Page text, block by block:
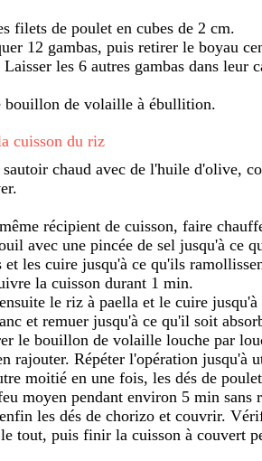
filets de poulet en cubes de 2 cm.
12 gambas, puis retirer le boyau
Laisser les 6 autres gambas dans leur
bouillon de volaille à ébullition.
cuisson du riz
chaud avec de l'huile d'olive,
récipient de cuisson, faire
avec une pincée de sel jusqu'à ce
et les cuire jusqu'à ce qu'ils
la cuisson durant 1 min.
le riz à paella et le cuire
et remuer jusqu'à ce qu'il soit
le bouillon de volaille louche par
rajouter. Répéter l'opération
moitié en une fois, les dés de
moyen pendant environ 5 min sans
les dés de chorizo et couvrir.
tout, puis finir la cuisson à couvert